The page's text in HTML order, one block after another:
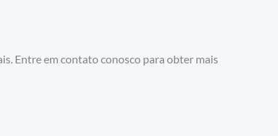
Entre em contato conosco para obter mais